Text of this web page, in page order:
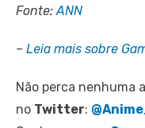
Fonte:ANN
– Leia mais sobre
Não perca nenhuma
no Twitter: